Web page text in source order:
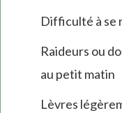
Difficulté à se
Raideurs ou
au petit matin
Lèvres